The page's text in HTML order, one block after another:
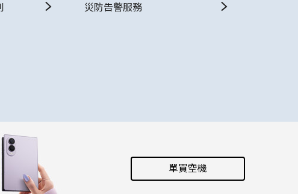
災防告警服務
單買空機